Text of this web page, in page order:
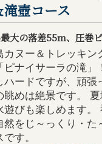
壺コース
大の落差55m、圧巻
カヌー＆トレッキン
ピナイサーラの滝」
ハードですが、頑張
眺めは絶景です。
遊びも楽しめます。
然をじ～っくり・た
す。